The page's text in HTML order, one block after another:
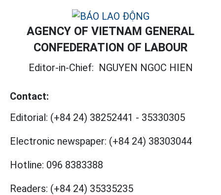
AGENCY OF VIETNAM GENERAL
CONFEDERATION OF LABOUR
Editor-in-Chief: NGUYEN NGOC HIEN
Contact:
Editorial: (+84 24) 38252441 - 35330305
Electronic newspaper: (+84 24) 38303044
Hotline: 096 8383388
Readers: (+84 24) 35335235